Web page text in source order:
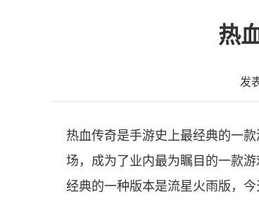
热
发
热血传奇是手游史上最经典的一
场，成为了业内最为瞩目的一款
经典的一种版本是流星火雨版，